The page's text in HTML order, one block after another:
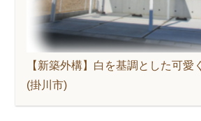
【新築外構】白を基調とした可愛
(掛川市)